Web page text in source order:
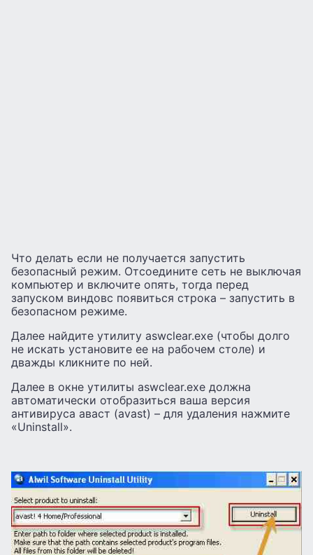
Что делать если не получается запустить
безопасный режим. Отсоедините сеть не выключая
компьютер и включите опять, тогда перед
запуском виндовс появиться строка – запустить в
безопасном режиме.
Далее найдите утилиту aswclear.exe (чтобы долго
не искать установите ее на рабочем столе) и
дважды кликните по ней.
Далее в окне утилиты aswclear.exe должна
автоматически отобразиться ваша версия
антивируса аваст (avast) – для удаления нажмите
«Uninstall».